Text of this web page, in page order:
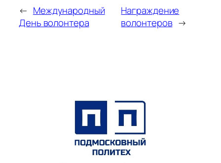
← Международный
День волонтера
Награждение
волонтеров →